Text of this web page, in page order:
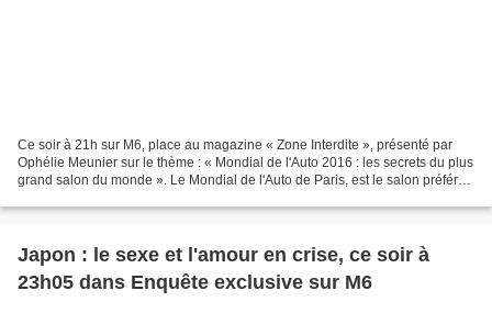
Ce soir à 21h sur M6, place au magazine « Zone Interdite », présenté par
Ophélie Meunier sur le thème : « Mondial de l'Auto 2016 : les secrets du plus
grand salon du monde ». Le Mondial de l'Auto de Paris, est le salon préféré
Japon : le sexe et l'amour en crise, ce soir à
23h05 dans Enquête exclusive sur M6